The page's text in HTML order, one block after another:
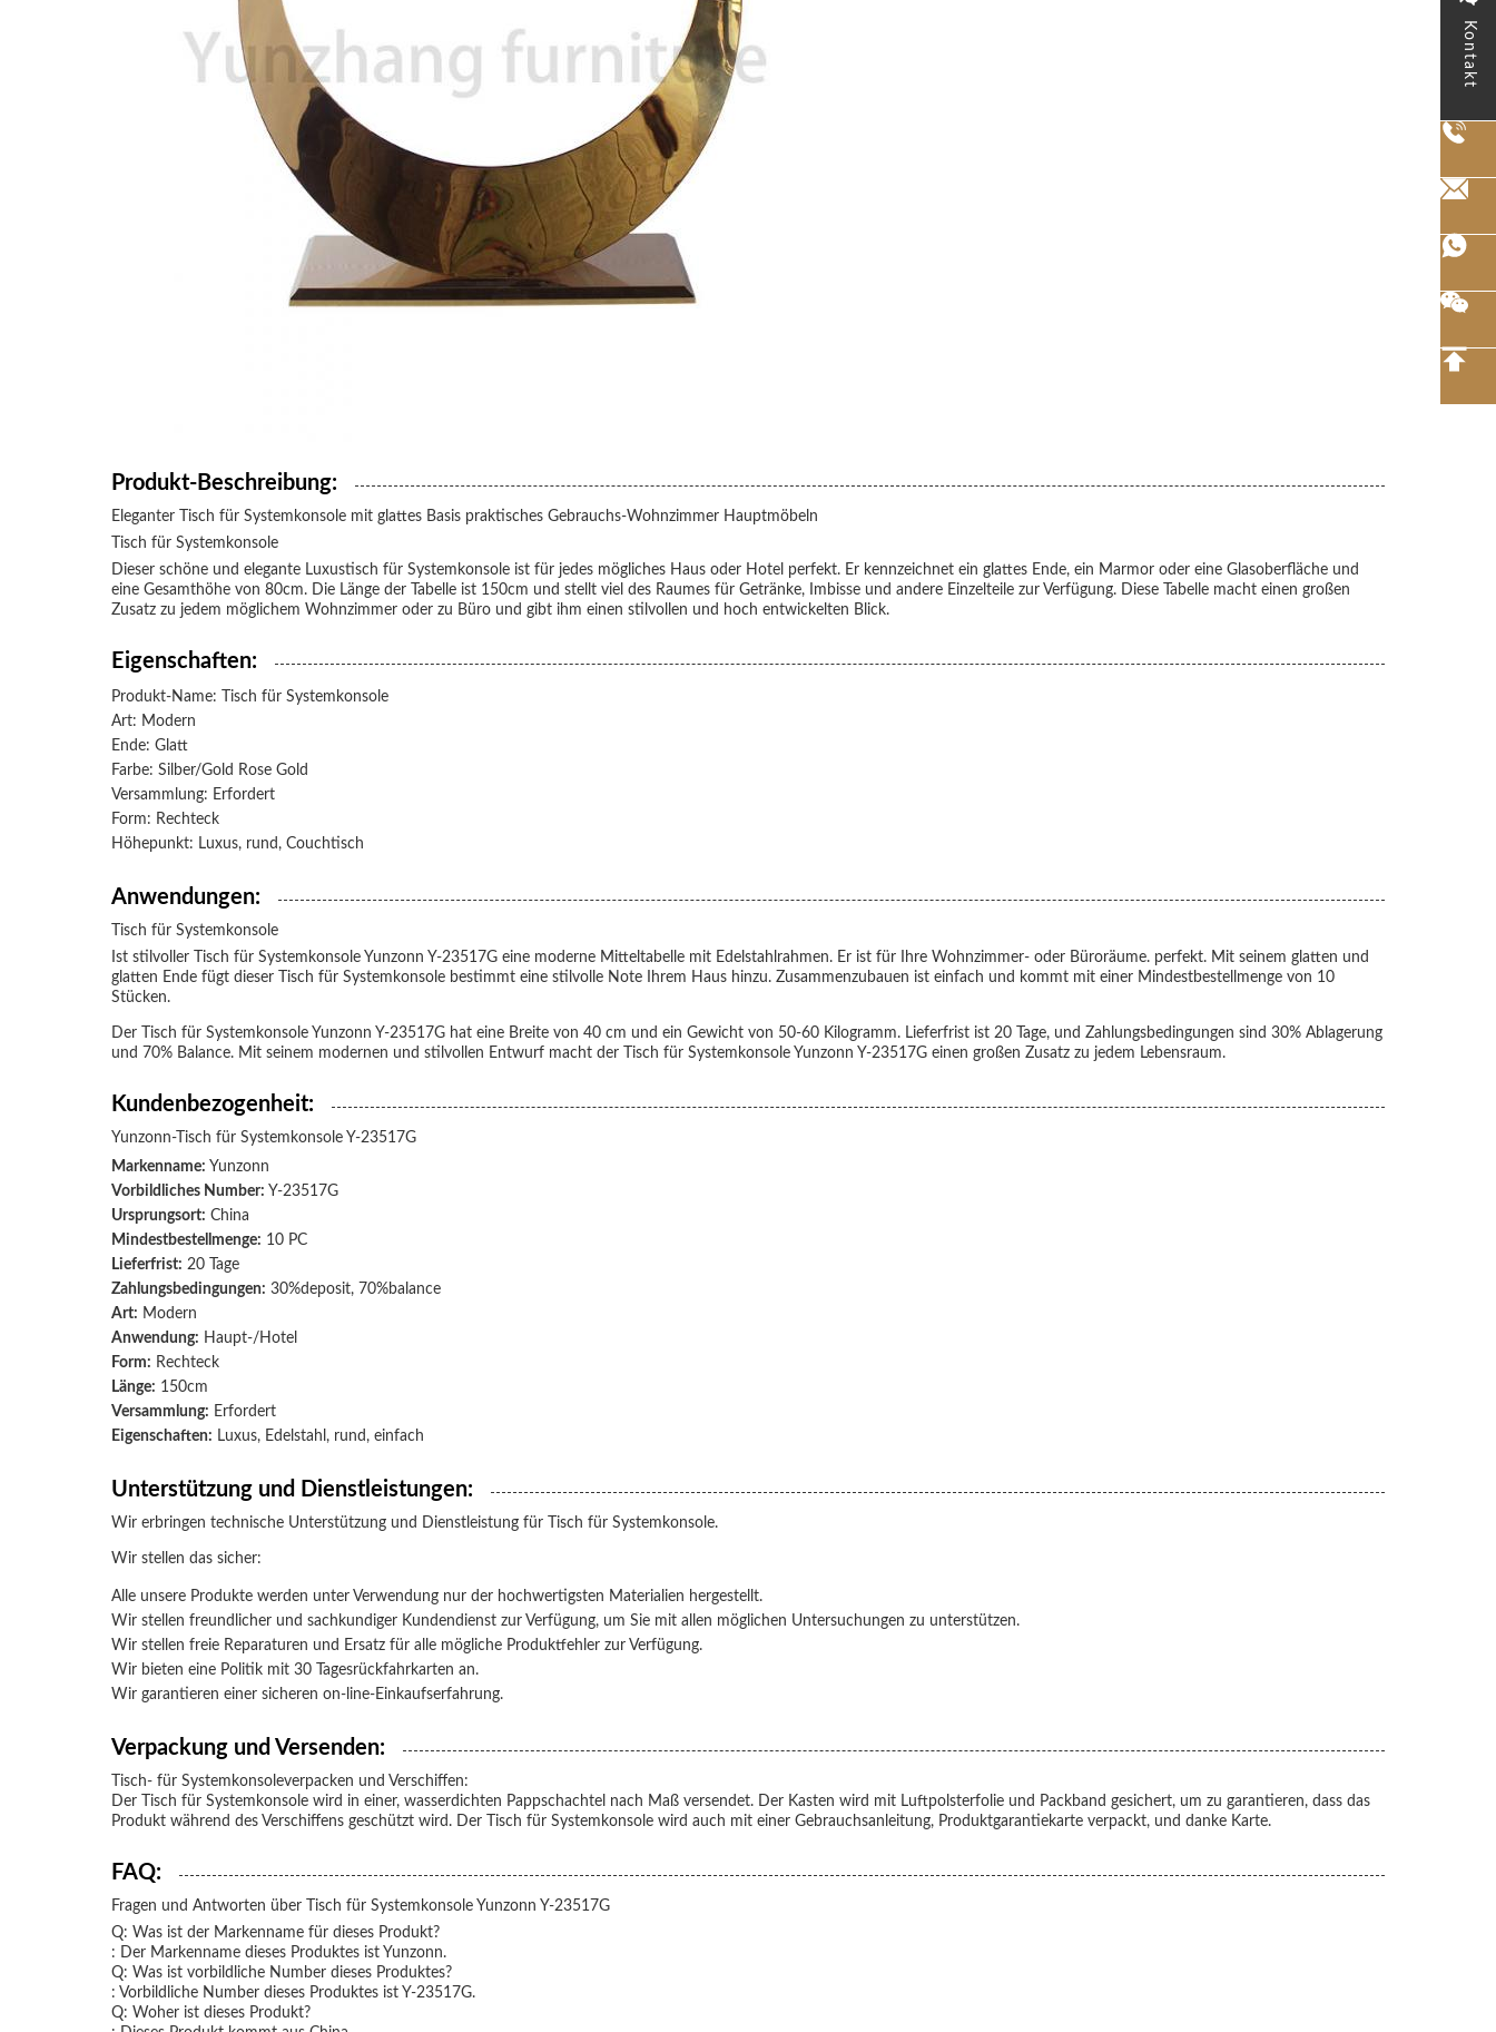
Kontakt
Produkt-Beschreibung:
Eleganter Tisch für Systemkonsole mit glattes Basis praktisches Gebrauchs-Wohnzimmer Hauptmöbeln
Tisch für Systemkonsole
Dieser schöne und elegante Luxustisch für Systemkonsole ist für jedes mögliches Haus oder Hotel perfekt. Er kennzeichnet ein glattes Ende, ein Marmor oder eine Glasoberfläche und
eine Gesamthöhe von 80cm. Die Länge der Tabelle ist 150cm und stellt viel des Raumes für Getränke, Imbisse und andere Einzelteile zur Verfügung. Diese Tabelle macht einen großen
Zusatz zu jedem möglichem Wohnzimmer oder zu Büro und gibt ihm einen stilvollen und hoch entwickelten Blick.
Eigenschaften:
Produkt-Name:
Tisch für Systemkonsole
Art: Modern
Ende: Glatt
Farbe: Silber/Gold Rose Gold
Versammlung: Erfordert
Form: Rechteck
Höhepunkt: Luxus, rund, Couchtisch
Anwendungen:
Tisch für Systemkonsole
Ist stilvoller
Tisch für Systemkonsole Yunzonn Y-23517G eine moderne Mitteltabelle mit Edelstahlrahmen. Er ist für Ihre Wohnzimmer- oder Büroräume. perfekt. Mit seinem glatten und
glatten Ende fügt dieser Tisch für Systemkonsole bestimmt eine stilvolle Note Ihrem Haus hinzu. Zusammenzubauen ist einfach und kommt mit einer Mindestbestellmenge von 10
Stücken.
Der Tisch für Systemkonsole Yunzonn Y-23517G hat eine Breite von 40 cm und ein Gewicht von 50-60 Kilogramm. Lieferfrist ist 20 Tage, und Zahlungsbedingungen sind 30% Ablagerung
und 70% Balance. Mit seinem modernen und stilvollen Entwurf macht der
Tisch für Systemkonsole Yunzonn Y-23517G einen großen Zusatz zu jedem Lebensraum.
Kundenbezogenheit:
Yunzonn-Tisch für Systemkonsole Y-23517G
Markenname: Yunzonn
Vorbildliches Number: Y-23517G
Ursprungsort: China
Mindestbestellmenge: 10 PC
Lieferfrist: 20 Tage
Zahlungsbedingungen: 30%deposit, 70%balance
Art: Modern
Anwendung: Haupt-/Hotel
Form: Rechteck
Länge: 150cm
Versammlung: Erfordert
Eigenschaften: Luxus, Edelstahl, rund, einfach
Unterstützung und Dienstleistungen:
Wir erbringen technische Unterstützung und Dienstleistung für Tisch für Systemkonsole.
Wir stellen das sicher:
Alle unsere Produkte werden unter Verwendung nur der hochwertigsten Materialien hergestellt.
Wir stellen freundlicher und sachkundiger Kundendienst zur Verfügung, um Sie mit allen möglichen Untersuchungen zu unterstützen.
Wir stellen freie Reparaturen und Ersatz für alle mögliche Produktfehler zur Verfügung.
Wir bieten eine Politik mit 30 Tagesrückfahrkarten an.
Wir garantieren einer sicheren on-line-Einkaufserfahrung.
Verpackung und Versenden:
Tisch- für Systemkonsoleverpacken und Verschiffen:
Der
Tisch für Systemkonsole wird in einer, wasserdichten Pappschachtel nach Maß versendet. Der Kasten wird mit Luftpolsterfolie und Packband gesichert, um zu garantieren, dass das
Produkt während des Verschiffens geschützt wird. Der
Tisch für Systemkonsole wird auch mit einer Gebrauchsanleitung, Produktgarantiekarte verpackt, und danke Karte.
FAQ:
Fragen und Antworten über Tisch für Systemkonsole Yunzonn Y-23517G
Q: Was ist der Markenname für dieses Produkt?
: Der Markenname dieses Produktes ist Yunzonn.
Q: Was ist vorbildliche Number dieses Produktes?
: Vorbildliche Number dieses Produktes ist Y-23517G.
Q: Woher ist dieses Produkt?